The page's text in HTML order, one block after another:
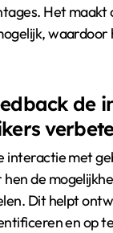
Het maakt
de
interactie met
de
Dit helpt
en op